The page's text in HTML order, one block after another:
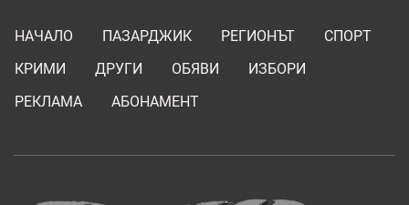
НАЧАЛО ПАЗАРДЖИК РЕГИОНЪТ
СПОРТ
КРИМИ
ДРУГИ ОБЯВИ
ИЗБОРИ
РЕКЛАМА
АБОНАМЕНТ